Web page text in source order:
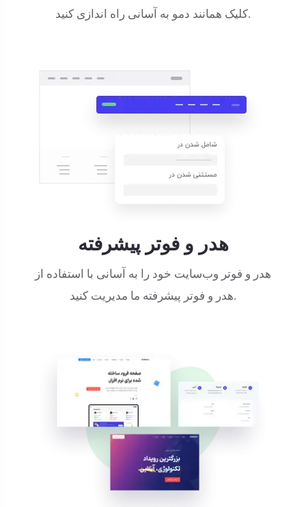
کلیک همانند دمو به آسانی راه اندازی کنید.
هدر و فوتر پیشرفته
هدر و فوتر وب‌سایت خود را به آسانی با استفاده از
هدر و فوتر پیشرفته ما مدیریت کنید.